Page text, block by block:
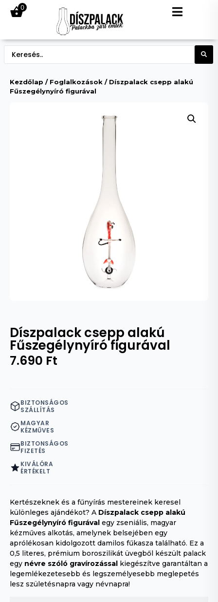
0
Kezdőlap / Foglalkozások / Díszpalack csepp alakú
Fűszegélynyíró figurával
Díszpalack csepp alakú
Fűszegélynyíró figurával
7.690 Ft
BIZTONSÁGOS
SZÁLLÍTÁS
MAGYAR
KÉZMŰVES
BIZTONSÁGOS
FIZETÉS
KIVÁLÓRA
ÉRTÉKELT
Kertészeknek és a fűnyírás mestereinek keresel
különleges ajándékot? A Díszpalack csepp alakú
Fűszegélynyíró figurával egy zseniális, magyar
kézműves alkotás, amelynek belsejében egy
aprólékosan kidolgozott damilos fűkasza található. Ez a
0,5 literes, prémium boroszilikát üvegből készült palack
egy névre szóló gravírozással
kiegészítve garantáltan a
legemlékezetesebb és legszemélyesebb meglepetés
lesz születésnapra vagy névnapra!